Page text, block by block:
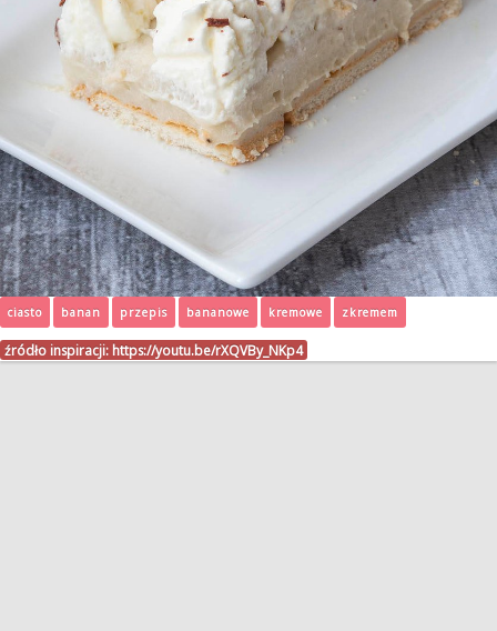
ciasto banan przepis bananowe kremowe zkremem
źródło inspiracji: https://youtu.be/rXQVBy_NKp4